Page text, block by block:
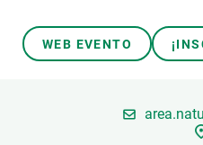
WEB EVENTO
menu
CIENCIA EN ACCIÓN